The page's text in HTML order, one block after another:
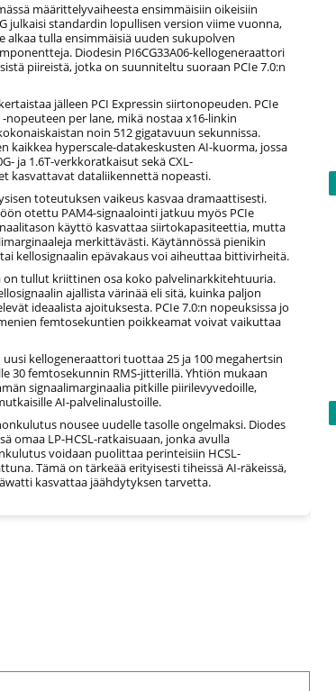
määrittelyvaiheesta ensimmäisiin oikeisiin
julkaisi standardin lopullisen version viime vuonna,
alkaa tulla ensimmäisiä uuden sukupolven
Diodesin PI6CG33A06-kellogeneraattori
piireistä, jotka on suunniteltu suoraan PCIe 7.0:n
jälleen PCI Expressin siirtonopeuden. PCIe
-nopeuteen per lane, mikä nostaa x16-linkin
noin 512 gigatavuun sekunnissa.
kaikkea hyperscale-datakeskusten AI-kuorma, jossa
ja 1.6T-verkkoratkaisut sekä CXL-
kasvattavat dataliikennettä nopeasti.
toteutuksen vaikeus kasvaa dramaattisesti.
otettu PAM4-signaalointi jatkuu myös PCIe
käyttö kasvattaa siirtokapasiteettia, mutta
merkittävästi. Käytännössä pienikin
kellosignaalin epävakaus voi aiheuttaa bittivirheitä.
on tullut kriittinen osa koko palvelinarkkitehtuuria.
ajallista värinää eli sitä, kuinka paljon
ideaalista ajoituksesta. PCIe 7.0:n nopeuksissa jo
femtosekuntien poikkeamat voivat vaikuttaa
kellogeneraattori tuottaa 25 ja 100 megahertsin
30 femtosekunnin RMS-jitterillä. Yhtiön mukaan
signaalimarginaalia pitkille piirilevyvedoille,
AI-palvelinalustoille.
nousee uudelle tasolle ongelmaksi. Diodes
omaa LP-HCSL-ratkaisuaan, jonka avulla
voidaan puolittaa perinteisiin HCSL-
Tämä on tärkeää erityisesti tiheissä AI-räkeissä,
kasvattaa jäähdytyksen tarvetta.